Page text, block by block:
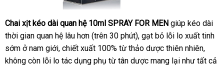
Chai xịt kéo dài quan hệ 10ml SPRAY FOR MEN giúp kéo dài
thời gian quan hệ lâu hơn (trên 30 phút)Mỹ
, gạt bỏ lỗi lo xuất tinh
sớm ở nam giớiđặt
hàng
, chiết xuất 100% từ thảo dược thiên nhiên
dẫn
,
không còn lỗi lo tác dụng phụ từ tân dược mang lại như tự
tất cả